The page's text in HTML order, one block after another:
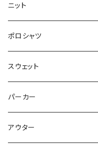
ロングTシャツ
タンクトップ
ニット
ポロシャツ
スウェット
トップス
パンツ
パーカー
アウター